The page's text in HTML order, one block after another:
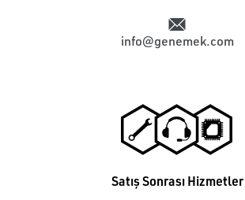
info@genemek.com
Satış Sonrası Hizmetler